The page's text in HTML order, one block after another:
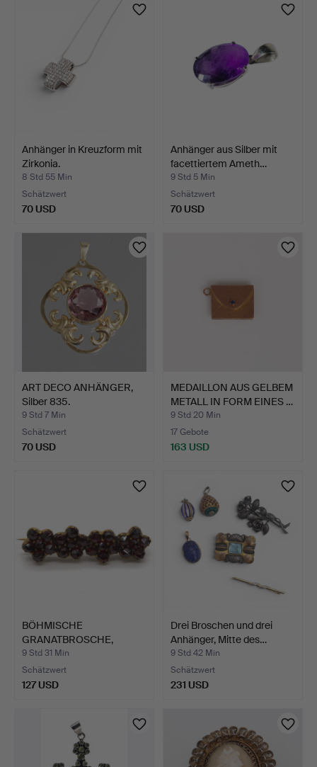
Anhänger in Kreuzform mit
Zirkonia.
8 Std 55 Min
Schätzwert
70 USD
Anhänger aus Silber mit
facettiertem Ameth…
9 Std 5 Min
Schätzwert
70 USD
ART DECO ANHÄNGER,
Silber 835.
9 Std 7 Min
Schätzwert
70 USD
MEDAILLON AUS GELBEM
METALL IN FORM EINES …
9 Std 20 Min
17 Gebote
163 USD
BÖHMISCHE
GRANATBROSCHE,
BLATTFÖRMIGE ANOR…
9 Std 31 Min
Schätzwert
127 USD
Drei Broschen und drei
Anhänger, Mitte des…
9 Std 42 Min
Schätzwert
231 USD